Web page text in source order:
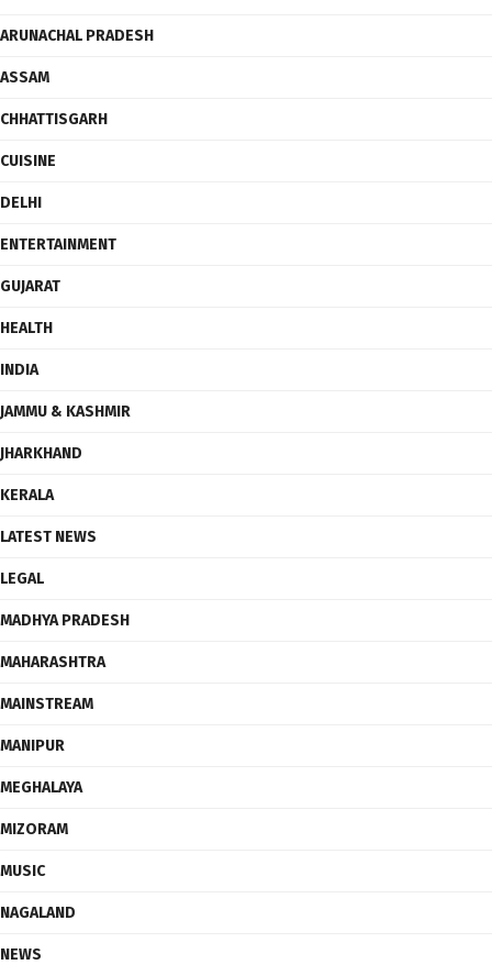
ARUNACHAL PRADESH
ASSAM
CHHATTISGARH
CUISINE
DELHI
ENTERTAINMENT
GUJARAT
HEALTH
INDIA
JAMMU & KASHMIR
JHARKHAND
KERALA
LATEST NEWS
LEGAL
MADHYA PRADESH
MAHARASHTRA
MAINSTREAM
MANIPUR
MEGHALAYA
MIZORAM
MUSIC
NAGALAND
NEWS